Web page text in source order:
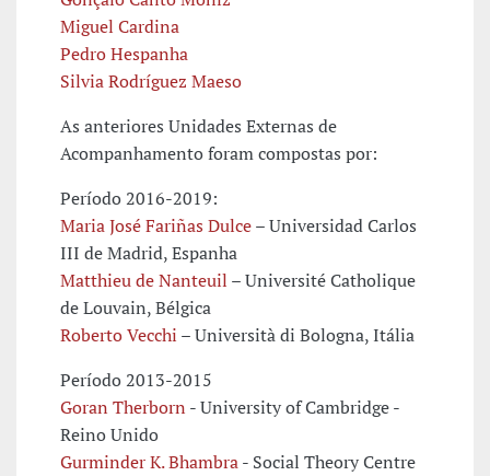
Miguel Cardina
Pedro Hespanha
Silvia Rodríguez Maeso
As anteriores Unidades Externas de
Acompanhamento foram compostas por:
Período 2016-2019:
Maria José Fariñas Dulce– Universidad Carlos
III de Madrid, Espanha
Matthieu de Nanteuil – Université Catholique
de Louvain, Bélgica
Roberto Vecchi – Università di Bologna, Itália
Período 2013-2015
Goran Therborn - University of Cambridge -
Reino Unido
Gurminder K. Bhambra- Social Theory Centre